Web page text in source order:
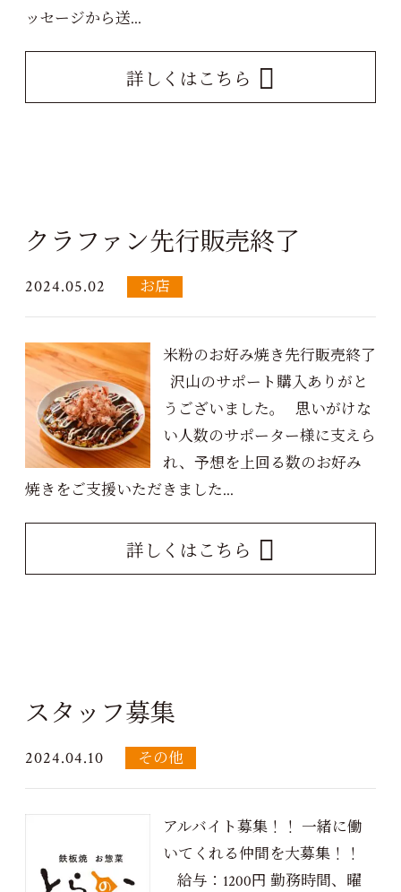
ッセージから送...
詳しくはこちら
クラファン先行販売終了
2024.05.02 お店
米粉のお好み焼き先行販売終了
沢山のサポート購入ありがと
うございました。 思いがけな
い人数のサポーター様に支えら
れ、予想を上回る数のお好み
焼きをご支援いただきました...
詳しくはこちら
スタッフ募集
2024.04.10 その他
アルバイト募集！！ 一緒に働
いてくれる仲間を大募集！！
給与：1200円 勤務時間、曜